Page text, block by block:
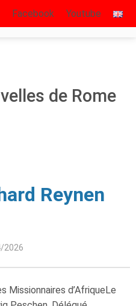
Facebook Youtube
de Rome
Reynen
2026
Missionnaires d’AfriqueLe